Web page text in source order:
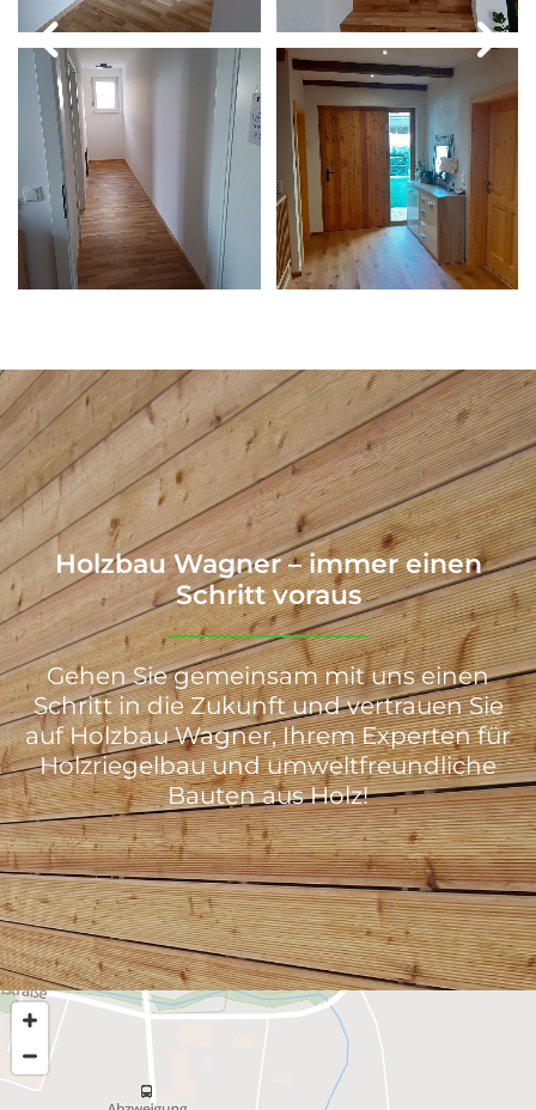
Holzbau Wagner – immer einen
Schritt voraus
Gehen Sie gemeinsam mit uns einen
Schritt in die Zukunft und vertrauen Sie
auf Holzbau Wagner, Ihrem Experten für
Holzriegelbau und umweltfreundliche
Bauten aus Holz!